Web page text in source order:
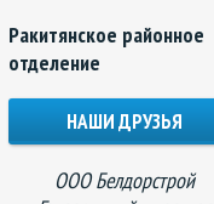
Ракитянское районное
отделение
НАШИ ДРУЗЬЯ
ООО Белдорстрой